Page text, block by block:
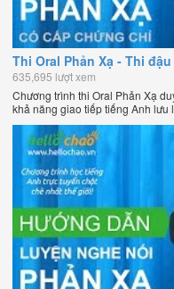
Thi Oral Phản Xạ - Thi
635,695 lượt xem
Chương trình thi Oral Phản Xạ
khả năng giao tiếp tiếng Anh lưu